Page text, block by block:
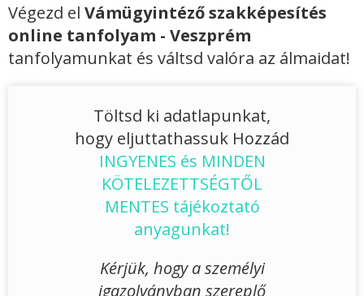
Végezd el Vámügyintéző szakképesítés
online tanfolyam - Veszprém
tanfolyamunkat és váltsd valóra az álmaidat!
Töltsd ki adatlapunkat,
hogy eljuttathassuk Hozzád
INGYENES és MINDEN
KÖTELEZETTSÉGTŐL
MENTES tájékoztató
anyagunkat!
Kérjük, hogy a személyi
igazolványban szereplő